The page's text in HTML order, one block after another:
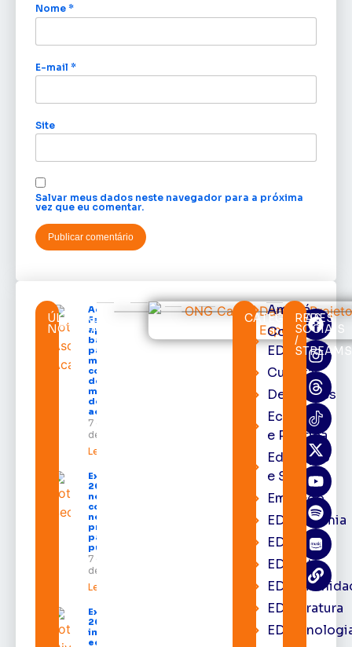
Nome *
E-mail *
Site
Salvar meus dados neste navegador para a próxima
vez que eu comentar.
ÚLTIMAS
NOTÍCIAS
Acácio
Favacho
apresenta
balanço
parcial do
mandato
com mais
de R$ 668
milhões
destinados
ao Amapá
7 de agosto
de 2026
Leia mais »
Expofeira
2026 começa
neste sábado
com shows,
negócios e
programação
para todos os
públicos
7 de agosto
de 2026
Leia mais »
Expofeira
2026
impulsiona
economia
CATEGORIAS
Amapá
Cortes
EDcast
Cultura
Destaques
Economia
e Política
Educação
e Saúde
Emprego
EDacademia
EDbrasília
EDcast
EDliteratura
REDES
SOCIAIS
/
STREAMS